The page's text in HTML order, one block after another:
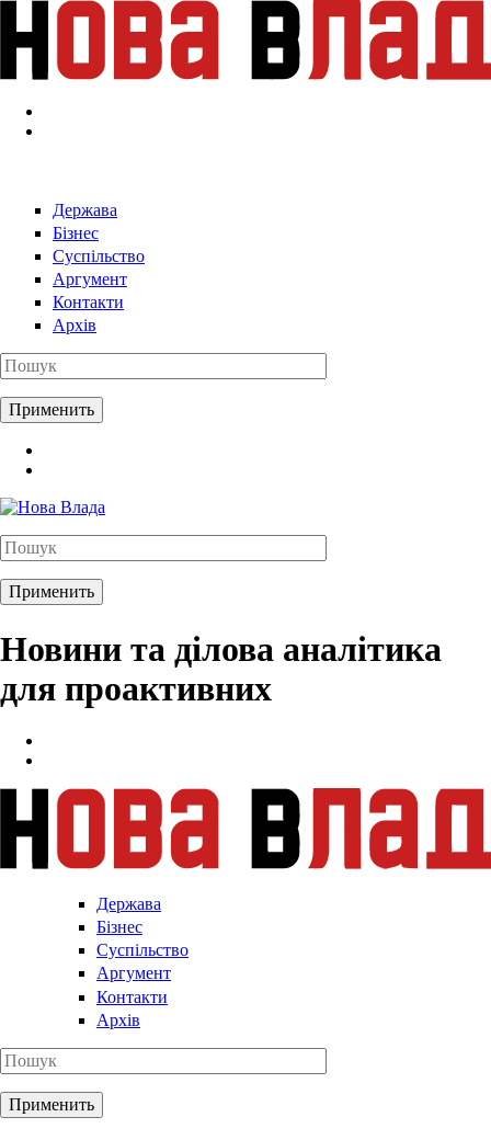
Перейти к основному содержанию
Держава
Бізнес
Суспільство
Аргумент
Контакти
Архів
Новини та ділова аналітика
для проактивних
Держава
Бізнес
Суспільство
Аргумент
Контакти
Архів